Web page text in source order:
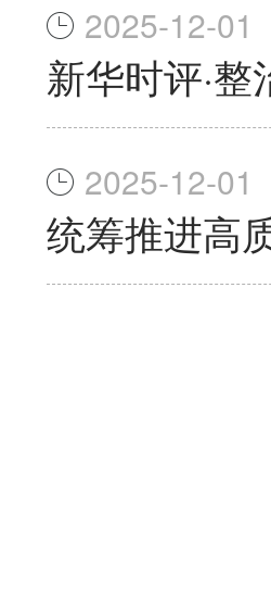
2025-12-01
新华时评·
2025-12-01
统筹推进高